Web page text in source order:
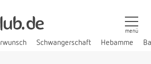
Schwangerschaft Hebamme
menü